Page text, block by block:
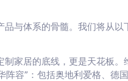
与体系的骨髓。我们将从
家居的底线，更是天花板
阵容”：包括奥地利爱格、德